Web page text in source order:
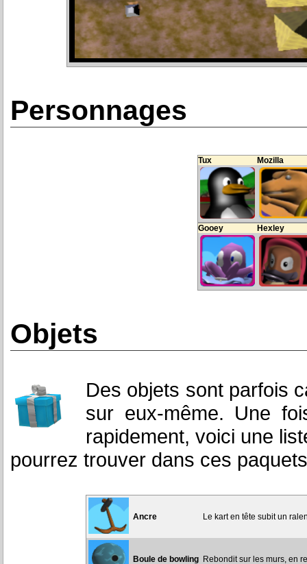
Personnages
Tux Mozilla
Gooey Hexley
Objets
Des objets sont parfois
sur eux-même. Une
rapidement, voici une
pourrez trouver dans ces
Ancre Le kart en tête subit un
Boule de bowling Rebondit sur les murs, en